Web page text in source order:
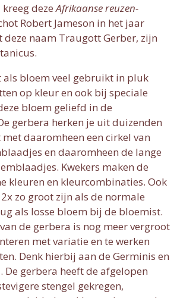
kreeg dezeAfrikaanse reuzen-
Robert Jameson in het jaar
deze naam Traugott Gerber, zijn
als bloem veel gebruikt in pluk
op kleur en ook bij speciale
bloem geliefd in de
gerbera herken je uit duizenden
daaromheen een cirkel van
en daaromheen de lange
Kwekers maken de
kleuren en kleurcombinaties. Ook
zo groot zijn als de normale
als losse bloem bij de bloemist.
de gerbera is nog meer vergroot
met variatie en te werken
Denk hierbij aan de Germinis en
De gerbera heeft de afgelopen
stengel gekregen,